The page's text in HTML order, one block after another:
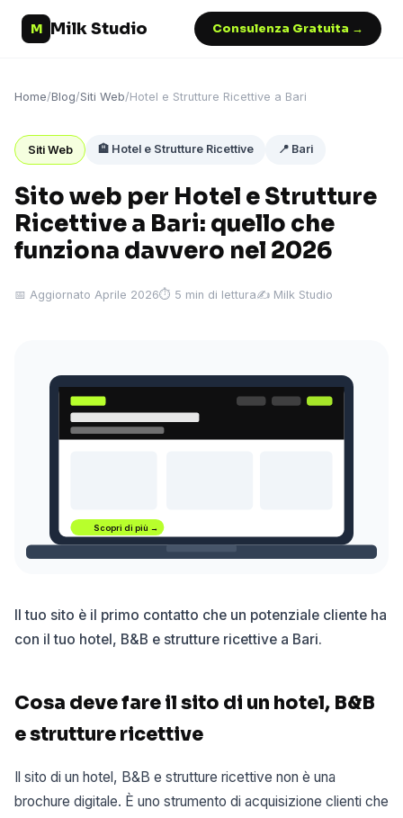
M Milk Studio Consulenza Gratuita →
Home/Blog/Siti Web/Hotel e Strutture Ricettive a Bari
Siti Web 🏨 Hotel e Strutture Ricettive 📍 Bari
Sito web per Hotel e Strutture
Ricettive a Bari: quello che
funziona davvero nel 2026
📅 Aggiornato Aprile 2026⏱ 5 min di lettura✍️ Milk Studio
Scopri di più →
Il tuo sito è il primo contatto che un potenziale cliente ha
con il tuo hotel, B&B e strutture ricettive a Bari.
Cosa deve fare il sito di un hotel, B&B
e strutture ricettive
Il sito di un hotel, B&B e strutture ricettive non è una
brochure digitale. È uno strumento di acquisizione clienti che